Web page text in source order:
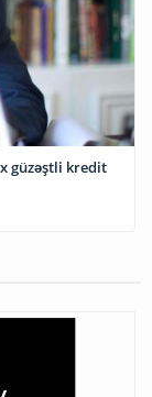
güzəştli kredit